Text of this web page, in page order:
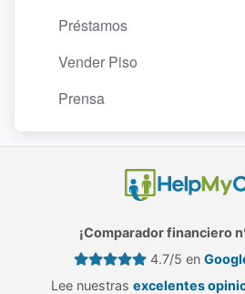
Préstamos
Vender Piso
Prensa
¡Comparador financiero
4.7/5 en
Lee nuestras excelentes